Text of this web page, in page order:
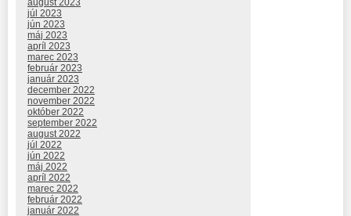
júl 2023
jún 2023
máj 2023
apríl 2023
marec 2023
február 2023
január 2023
december 2022
november 2022
október 2022
september 2022
august 2022
júl 2022
jún 2022
máj 2022
apríl 2022
marec 2022
február 2022
január 2022